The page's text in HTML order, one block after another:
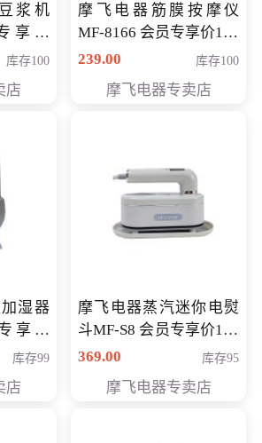
浆机
库存100
店
摩飞电器筋膜按摩仪
MF-8166 会员专享价168
元
239.00 库存100
摩飞电器专卖店
湿器
享价
库存99
店
摩飞电器蒸汽迷你电熨
斗MF-S8 会员专享价168
元
369.00 库存95
摩飞电器专卖店